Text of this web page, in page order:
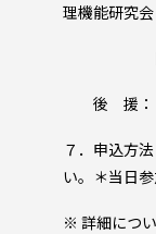
理機能研究会
日本応
後 援： （
７．申込方
い。＊当日
※ 詳細につい